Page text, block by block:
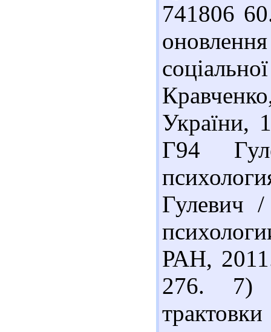
741806
України,
Г94
Гулевич
РАН,
276. 7)